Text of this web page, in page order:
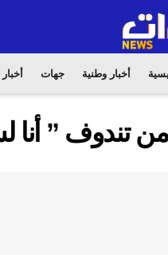
أخبار وطنية جهات
تندوف ”